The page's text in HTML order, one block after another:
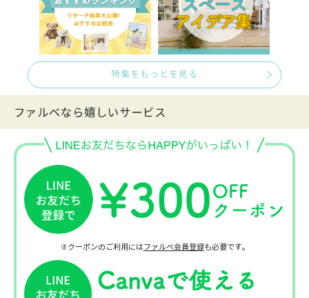
特集をもっとを見る
ファルべなら嬉しいサービス
※クーポンのご利用にはファルベ会員登録も必要です。